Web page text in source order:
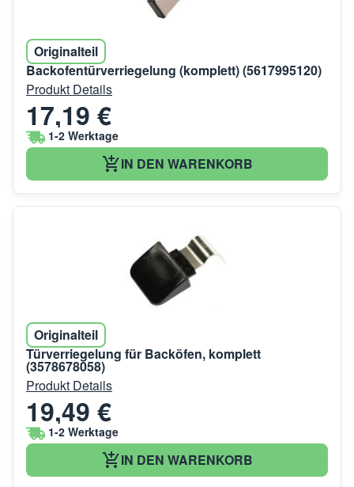
Originalteil
Backofentürverriegelung (komplett) (5617995120)
Produkt Details
17,19 €
1-2 Werktage
IN DEN WARENKORB
Originalteil
Türverriegelung für Backöfen, komplett
(3578678058)
Produkt Details
19,49 €
1-2 Werktage
IN DEN WARENKORB